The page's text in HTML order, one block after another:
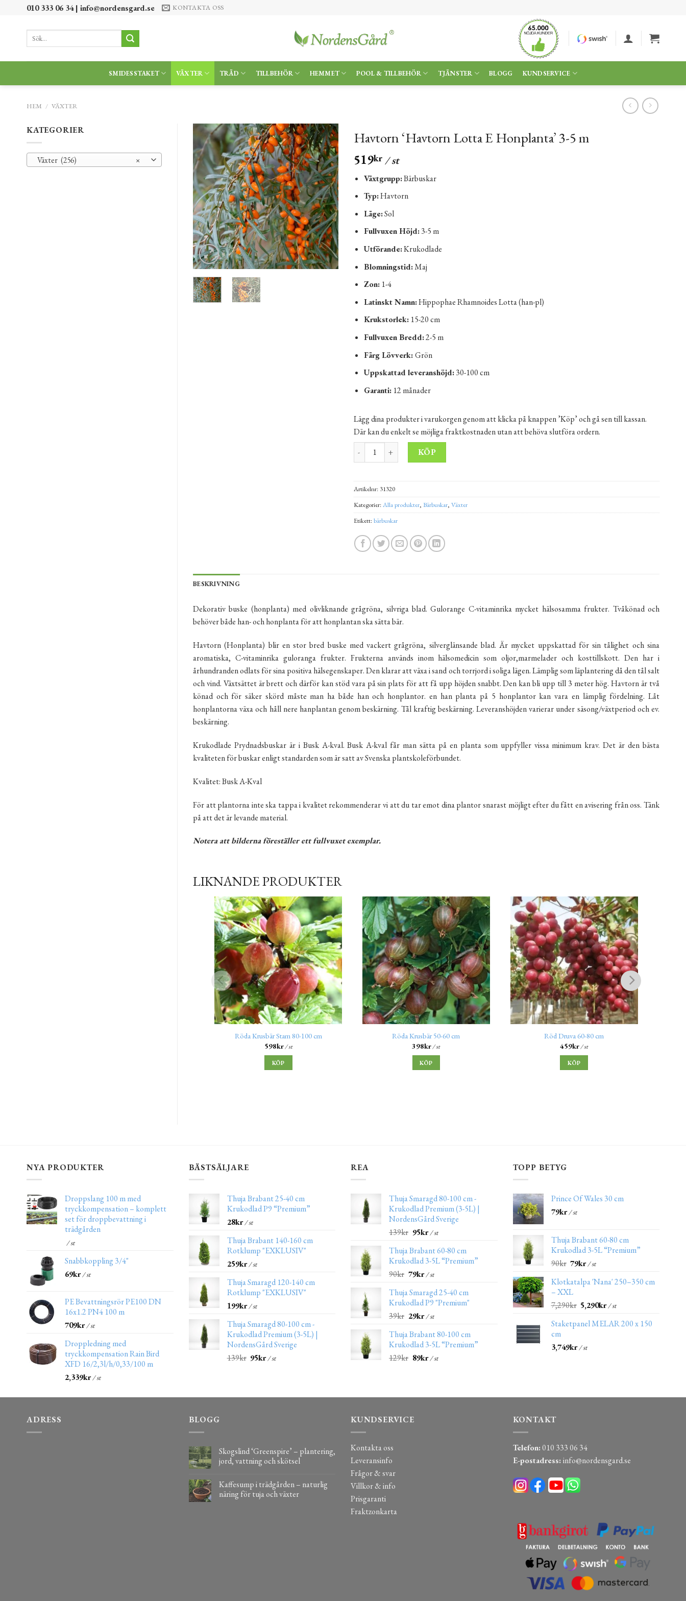
010 333 06 34 | info@nordensgard.se KONTAKTA OSS
efter:
SMIDESSTAKET VÄXTER TRÄD TILLBEHÖR HEMMET POOL & TILLBEHÖR TJÄNSTER BLOGG KUNDSERVICE
HEM / VÄXTER
KATEGORIER
×
Växter (256)
Havtorn ‘Havtorn Lotta E Honplanta’ 3-5 m
519kr/ st
Växtgrupp:Bärbuskar
Typ:Havtorn
Läge:Sol
Fullvuxen Höjd:3-5 m
Utförande:Krukodlade
Blomningstid:Maj
Zon: 1-4
Latinskt Namn:Hippophae Rhamnoides Lotta (han-pl)
Krukstorlek: 15-20 cm
Fullvuxen Bredd:2-5 m
Färg Lövverk:Grön
Uppskattad leveranshöjd:30-100 cm
Garanti: 12 månader
Lägg dina produkter i varukorgen genom att klicka på knappen ’Köp’ och gå sen till kassan.
Där kan du enkelt se möjliga fraktkostnaden utan att behöva slutföra ordern.
Havtorn 'Havtorn Lotta E Honplanta' 3-5 m mängd
KÖP
Artikelnr: 31320
Kategorier:Alla produkter, Bärbuskar, Växter
Etikett:bärbuskar
BESKRIVNING
Dekorativ buske (honplanta) med olivliknande grågröna, silvriga blad. Gulorange C-vitaminrika mycket hälsosamma frukter. Tvåkönad och
behöver både han- och honplanta för att honplantan ska sätta bär.
Havtorn (Honplanta) blir en stor bred buske med vackert grågröna, silverglänsande blad. Är mycket uppskattad för sin tålighet och sina
aromatiska, C-vitaminrika guloranga frukter. Frukterna används inom hälsomedicin som oljor,marmelader och kosttillskott. Den har i
århundranden odlats för sina positiva hälsegenskaper. Den klarar att växa i sand och torrjord i soliga lägen. Lämplig som läplantering då den tål salt
och vind. Växtsättet är brett och därför kan stöd vara på sin plats för att få upp höjden snabbt. Den kan bli upp till 3 meter hög. Havtorn är två
könad och för säker skörd måste man ha både han och honplantor. en han planta på 5 honplantor kan vara en lämplig fördelning. Låt
honplantorna växa och håll nere hanplantan genom beskärning. Tål kraftig beskärning. Leveranshöjden varierar under säsong/växtperiod och ev.
beskärning.
Krukodlade Prydnadsbuskar är i Busk A-kval. Busk A-kval får man sätta på en planta som uppfyller vissa minimum krav. Det är den bästa
kvaliteten för buskar enligt standarden som är satt av Svenska plantskoleförbundet.
Kvalitet: Busk A-Kval
För att plantorna inte ska tappa i kvalitet rekommenderar vi att du tar emot dina plantor snarast möjligt efter du fått en avisering från oss. Tänk
på att det är levande material.
Notera att bilderna föreställer ett fullvuxet exemplar.
LIKNANDE PRODUKTER
Röda Krusbär Stam 80-100 cm
598kr/ st
KÖP
Röda Krusbär 50-60 cm
398kr/ st
KÖP
Röd Druva 60-80 cm
459kr/ st
KÖP
NYA PRODUKTER
Droppslang 100 m med
tryckkompensation – komplett
set för droppbevattning i
trädgården
/ st
Snabbkoppling 3/4"
69kr/ st
PE Bevattningsrör PE100 DN
16x1.2 PN4 100 m
709kr/ st
Droppledning med
tryckkompensation Rain Bird
XFD 16/2,3l/h/0,33/100 m
2,339kr/ st
BÄSTSÄLJARE
Thuja Brabant 25-40 cm
Krukodlad P9 “Premium”
28kr/ st
Thuja Brabant 140-160 cm
Rotklump "EXKLUSIV"
259kr/ st
Thuja Smaragd 120-140 cm
Rotklump "EXKLUSIV"
199kr/ st
Thuja Smaragd 80-100 cm -
Krukodlad Premium (3-5L) |
NordensGård Sverige
139kr 95kr/ st
REA
Thuja Smaragd 80-100 cm -
Krukodlad Premium (3-5L) |
NordensGård Sverige
139kr 95kr/ st
Thuja Brabant 60-80 cm
Krukodlad 3-5L “Premium”
90kr 79kr/ st
Thuja Smaragd 25-40 cm
Krukodlad P9 "Premium"
39kr 29kr/ st
Thuja Brabant 80-100 cm
Krukodlad 3-5L “Premium”
129kr 89kr/ st
TOPP BETYG
Prince Of Wales 30 cm
79kr/ st
Thuja Brabant 60-80 cm
Krukodlad 3-5L “Premium”
90kr 79kr/ st
Klotkatalpa 'Nana' 250–350 cm
– XXL
7,290kr 5,290kr/ st
Staketpanel MELAR 200 x 150
cm
3,749kr/ st
ADRESS BLOGG
Skogslind ‘Greenspire’ – plantering,
jord, vattning och skötsel
Kaffesump i trädgården – naturlig
näring för tuja och växter
KUNDSERVICE
Kontakta oss
Leveransinfo
Frågor & svar
Villkor & info
Prisgaranti
Fraktzonkarta
KONTAKT
Telefon:010 333 06 34
E-postadress: info@nordensgard.se